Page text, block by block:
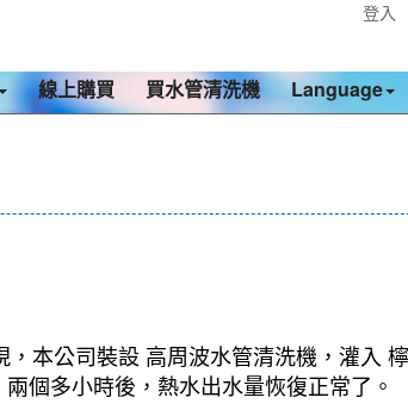
登入
線上購買 買水管清洗機 Language
本公司裝設 高周波水管清洗機，灌入
個多小時後，熱水出水量恢復正常了。